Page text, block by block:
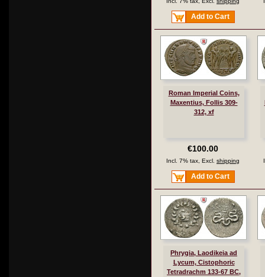
Add to Cart
Roman Imperial Coins,
Maxentius, Follis 309-
312, xf
€100.00
Incl. 7% tax, Excl. shipping
Add to Cart
Phrygia, Laodikeia ad
Lycum, Cistophoric
Tetradrachm 133-67 BC,